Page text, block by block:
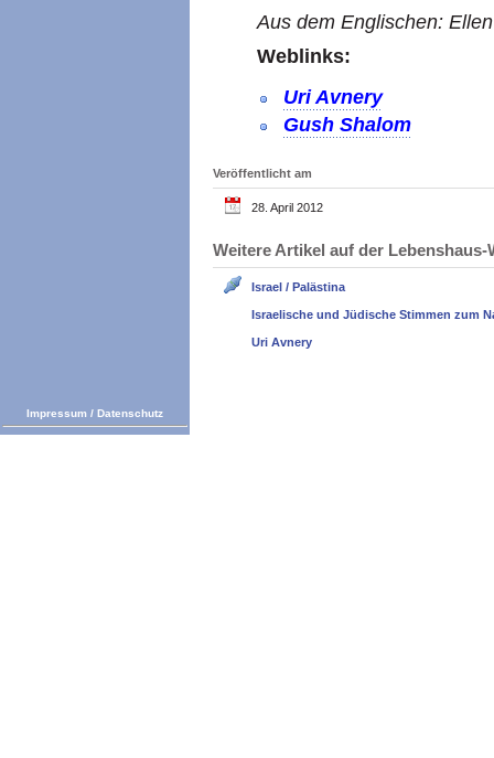
Aus dem Englischen:
Weblinks:
Uri Avnery
Gush Shalom
Veröffentlicht am
28. April 2012
Weitere Artikel auf der
Israel / Palästina
Israelische und Jüdische Stimmen zum
Uri Avnery
Impressum / Datenschutz